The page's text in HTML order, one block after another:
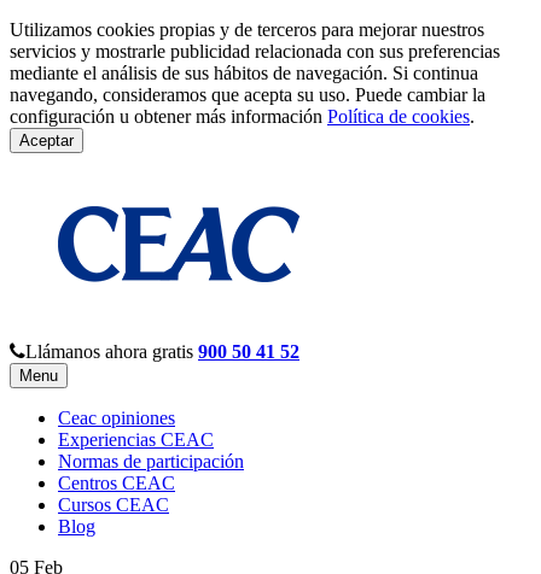
Utilizamos cookies propias y de terceros para mejorar nuestros
servicios y mostrarle publicidad relacionada con sus preferencias
mediante el análisis de sus hábitos de navegación. Si continua
navegando, consideramos que acepta su uso. Puede cambiar la
configuración u obtener más información Política de cookies.
Aceptar
Llámanos ahora gratis 900 50 41 52
Menu
Ceac opiniones
Experiencias CEAC
Normas de participación
Centros CEAC
Cursos CEAC
Blog
05 Feb